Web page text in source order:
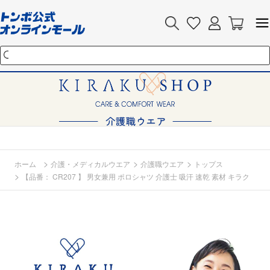
ホーム > 介護・メディカルウエア > 介護職ウエア > トップス
> 【品番： CR207 】 男女兼用 ポロシャツ 介護士 吸汗 速乾 素材 キラク